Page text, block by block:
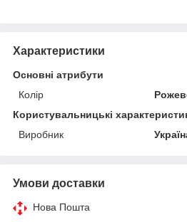
Характеристики
Основні атрибути
Колір
Користувальницькі
Виробник
Умови доставки
Нова Пошта